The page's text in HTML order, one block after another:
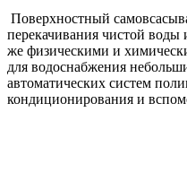
Поверхностный
перекачивания чистой
же физическими и
для водоснабжения
автоматических систем
кондиционирования и